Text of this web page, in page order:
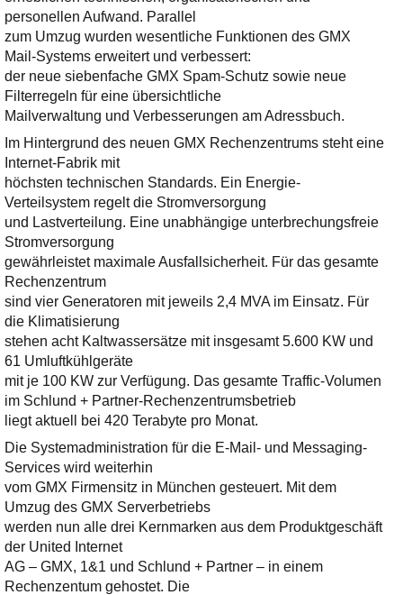
personellen Aufwand. Parallel
zum Umzug wurden wesentliche Funktionen des GMX
Mail-Systems erweitert und verbessert:
der neue siebenfache GMX Spam-Schutz sowie neue
Filterregeln für eine übersichtliche
Mailverwaltung und Verbesserungen am Adressbuch.
Im Hintergrund des neuen GMX Rechenzentrums steht eine
Internet-Fabrik mit
höchsten technischen Standards. Ein Energie-
Verteilsystem regelt die Stromversorgung
und Lastverteilung. Eine unabhängige unterbrechungsfreie
Stromversorgung
gewährleistet maximale Ausfallsicherheit. Für das gesamte
Rechenzentrum
sind vier Generatoren mit jeweils 2,4 MVA im Einsatz. Für
die Klimatisierung
stehen acht Kaltwassersätze mit insgesamt 5.600 KW und
61 Umluftkühlgeräte
mit je 100 KW zur Verfügung. Das gesamte Traffic-Volumen
im Schlund + Partner-Rechenzentrumsbetrieb
liegt aktuell bei 420 Terabyte pro Monat.
Die Systemadministration für die E-Mail- und Messaging-
Services wird weiterhin
vom GMX Firmensitz in München gesteuert. Mit dem
Umzug des GMX Serverbetriebs
werden nun alle drei Kernmarken aus dem Produktgeschäft
der United Internet
AG – GMX, 1&1 und Schlund + Partner – in einem
Rechenzentum gehostet. Die